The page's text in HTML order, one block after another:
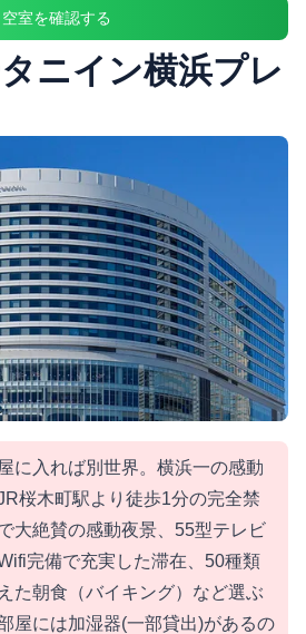
空室を確認する
ニイン横浜プレ
に入れば別世界。横浜一の感動
桜木町駅より徒歩1分の完全禁
大絶賛の感動夜景、55型テレビ
完備で充実した滞在、50種類
た朝食（バイキング）など選ぶ
屋には加湿器(一部貸出)があるの